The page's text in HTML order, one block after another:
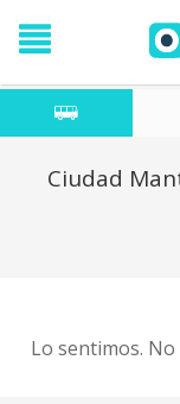
Ciudad
Lo sentimos.